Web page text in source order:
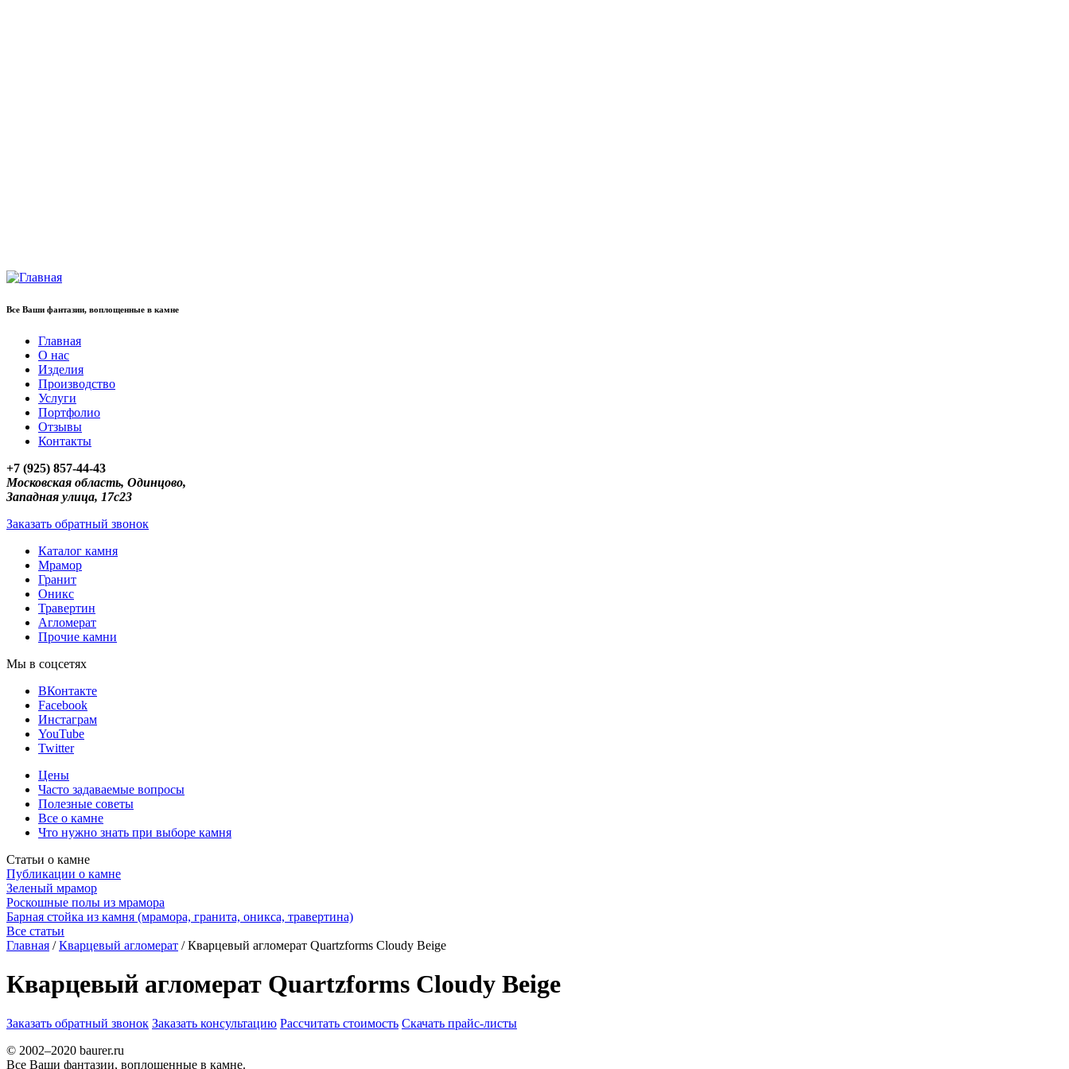
Все Ваши фантазии, воплощенные в камне
Главная
О нас
Изделия
Производство
Услуги
Портфолио
Отзывы
Контакты
+7 (925) 857-44-43
Московская область, Одинцово,
Западная улица, 17с23
Заказать обратный звонок
Каталог камня
Мрамор
Гранит
Оникс
Травертин
Агломерат
Прочие камни
Мы в соцсетях
ВКонтакте
Facebook
Инстаграм
YouTube
Twitter
Цены
Часто задаваемые вопросы
Полезные советы
Все о камне
Что нужно знать при выборе камня
Статьи о камне
Публикации о камне
Зеленый мрамор
Роскошные полы из мрамора
Барная стойка из камня (мрамора, гранита, оникса, травертина)
Все статьи
Главная / Кварцевый агломерат / Кварцевый агломерат Quartzforms Cloudy Beige
Кварцевый агломерат Quartzforms Cloudy Beige
Заказать обратный звонок Заказать консультацию Рассчитать стоимость Скачать прайс-листы
© 2002–2020 baurer.ru
Все Ваши фантазии, воплощенные в камне.